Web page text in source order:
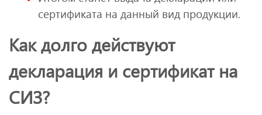
сертификата на данный вид продукции.
Как долго действуют
декларация и сертификат на
СИЗ?